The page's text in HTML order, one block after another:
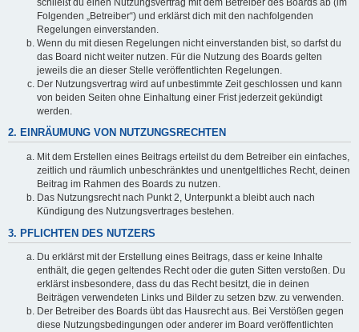
Folgenden „Betreiber“) und erklärst dich mit den nachfolgenden
Regelungen einverstanden.
Wenn du mit diesen Regelungen nicht einverstanden bist, so darfst du
das Board nicht weiter nutzen. Für die Nutzung des Boards gelten
jeweils die an dieser Stelle veröffentlichten Regelungen.
Der Nutzungsvertrag wird auf unbestimmte Zeit geschlossen und kann
von beiden Seiten ohne Einhaltung einer Frist jederzeit gekündigt
werden.
2. EINRÄUMUNG VON NUTZUNGSRECHTEN
Mit dem Erstellen eines Beitrags erteilst du dem Betreiber ein einfaches,
zeitlich und räumlich unbeschränktes und unentgeltliches Recht, deinen
Beitrag im Rahmen des Boards zu nutzen.
Das Nutzungsrecht nach Punkt 2, Unterpunkt a bleibt auch nach
Kündigung des Nutzungsvertrages bestehen.
3. PFLICHTEN DES NUTZERS
Du erklärst mit der Erstellung eines Beitrags, dass er keine Inhalte
enthält, die gegen geltendes Recht oder die guten Sitten verstoßen. Du
erklärst insbesondere, dass du das Recht besitzt, die in deinen
Beiträgen verwendeten Links und Bilder zu setzen bzw. zu verwenden.
Der Betreiber des Boards übt das Hausrecht aus. Bei Verstößen gegen
diese Nutzungsbedingungen oder anderer im Board veröffentlichten